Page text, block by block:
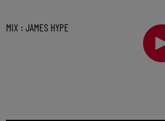
MIX : JAMES HYPE